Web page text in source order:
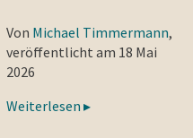
Von Michael Timmermann,
veröffentlicht am 18 Mai
2026
Weiterlesen ▸